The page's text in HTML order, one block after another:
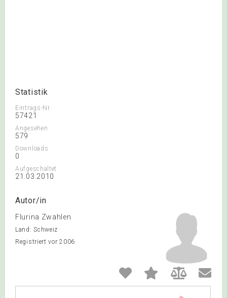
Statistik
Eintrags-Nr.
57421
Angesehen
579
Downloads
0
Aufgeschaltet
21.03.2010
Autor/in
Flurina Zwahlen
Land: Schweiz
Registriert vor 2006